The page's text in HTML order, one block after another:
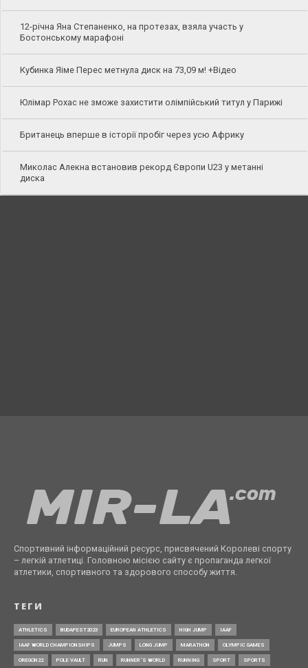
12-річна Яна Степаненко, на протезах, взяла участь у
Бостонському марафоні
Кубинка Яіме Перес метнула диск на 73,09 м! +Відео
Юлімар Рохас не зможе захистити олімпійський титул у Парижі
Британець вперше в історії пробіг через усю Африку
Миколас Алекна встановив рекорд Європи U23 у метанні
диска
Спортивний інформаційний ресурс, присвячений Королеві спорту
– легкій атлетиці. Головною місією сайту є пропаганда легкої
атлетики, спортивного та здорового способу життя.
ТЕГИ
ATHLETICS BUDAPEST2023 EUROPEAN ATHLETICS HIGH JUMP IAAF
IAAF WORLD CHAMPIONSHIPS JUMPS LONG JUMP MARATHON OLYMPIC GAMES
OREGON22 POLE VAULT RUN RUNNER’S WORLD RUNNING SPORT SPORTS